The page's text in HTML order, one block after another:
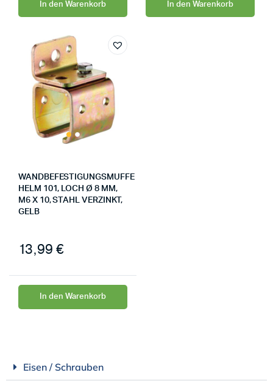
In den Warenkorb In den Warenkorb
WANDBEFESTIGUNGSMUFFE
HELM 101, LOCH Ø 8 MM,
M6 X 10, STAHL VERZINKT,
GELB
13,99 €
In den Warenkorb
Eisen / Schrauben